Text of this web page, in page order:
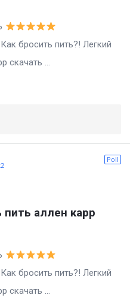
Легкий
скачать ...
Poll
аллен карр
Легкий
скачать ...